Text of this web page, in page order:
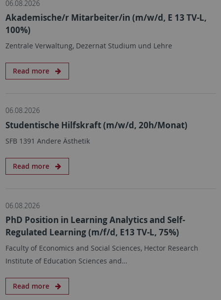
06.08.2026
Akademische/r Mitarbeiter/in (m/w/d, E 13 TV-L,
100%)
Zentrale Verwaltung, Dezernat Studium und Lehre
Read more
06.08.2026
Studentische Hilfskraft (m/w/d, 20h/Monat)
SFB 1391 Andere Ästhetik
Read more
06.08.2026
PhD Position in Learning Analytics and Self-
Regulated Learning (m/f/d, E13 TV-L, 75%)
Faculty of Economics and Social Sciences, Hector Research
Institute of Education Sciences and…
Read more